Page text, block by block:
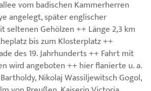
vom badischen Kammerherren
angelegt, später englischer
seltenen Gehölzen ++ Länge 2,3 km
bis zum Klosterplatz ++
des 19. Jahrhunderts ++ Fahrt mit
wird angeboten ++ hier flanierte u. a.
Nikolaj Wassiljewitsch Gogol,